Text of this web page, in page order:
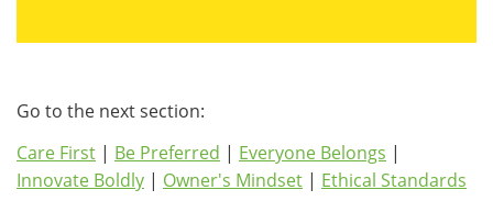
Go to the next section:
Care First | Be Preferred | Everyone Belongs |
Innovate Boldly | Owner's Mindset | Ethical Standards